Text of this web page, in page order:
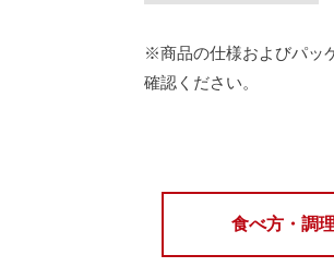
※商品の仕様およびパッ
確認ください。
食べ方・調